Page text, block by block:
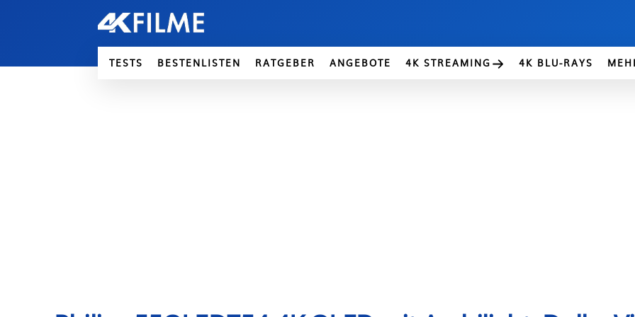
TESTS BESTENLISTEN RATGEBER ANGEBOTE 4K STREAMING 4K BLU-RAYS